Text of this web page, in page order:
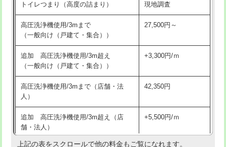
トイレつまり（高度の詰まり） 現地調査
高圧洗浄機使用/3mまで
（一般向け（戸建て・集合））
27,500円～
追加 高圧洗浄機使用/3m超え
（一般向け（戸建て・集合））
+3,300円/ｍ
高圧洗浄機使用/3mまで（店舗・法
人）
42,350円
追加 高圧洗浄機使用/3m超え（店
舗・法人）
+5,500円/ｍ
上記の表をスクロールで他の料金もご覧になれます。